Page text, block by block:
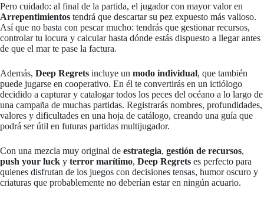
Pero cuidado: al final de la partida, el jugador con mayor valor en
Arrepentimientos tendrá que descartar su pez expuesto más valioso.
Así que no basta con pescar mucho: tendrás que gestionar recursos,
controlar tu locura y calcular hasta dónde estás dispuesto a llegar antes
de que el mar te pase la factura.
Además, Deep Regrets incluye un modo individual, que también
puede jugarse en cooperativo. En él te convertirás en un ictiólogo
decidido a capturar y catalogar todos los peces del océano a lo largo de
una campaña de muchas partidas. Registrarás nombres, profundidades,
valores y dificultades en una hoja de catálogo, creando una guía que
podrá ser útil en futuras partidas multijugador.
Con una mezcla muy original de estrategia, gestión de recursos,
push your luck y terror marítimo, Deep Regrets es perfecto para
quienes disfrutan de los juegos con decisiones tensas, humor oscuro y
criaturas que probablemente no deberían estar en ningún acuario.